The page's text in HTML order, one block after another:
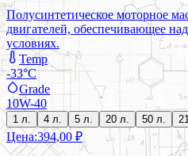
Полусинтетическое моторное
двигателей, обеспечивающее
условиях.
Temp
-33°C
Grade
10W-40
1 л. 4 л. 5 л. 20 л. 50 л.
Цена:394,00 ₽